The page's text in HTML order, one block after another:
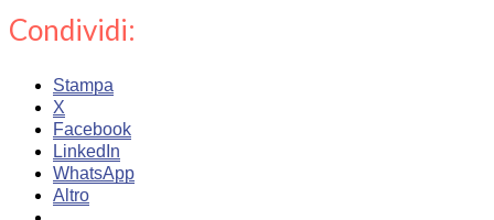
Condividi:
Stampa
X
Facebook
LinkedIn
WhatsApp
Altro